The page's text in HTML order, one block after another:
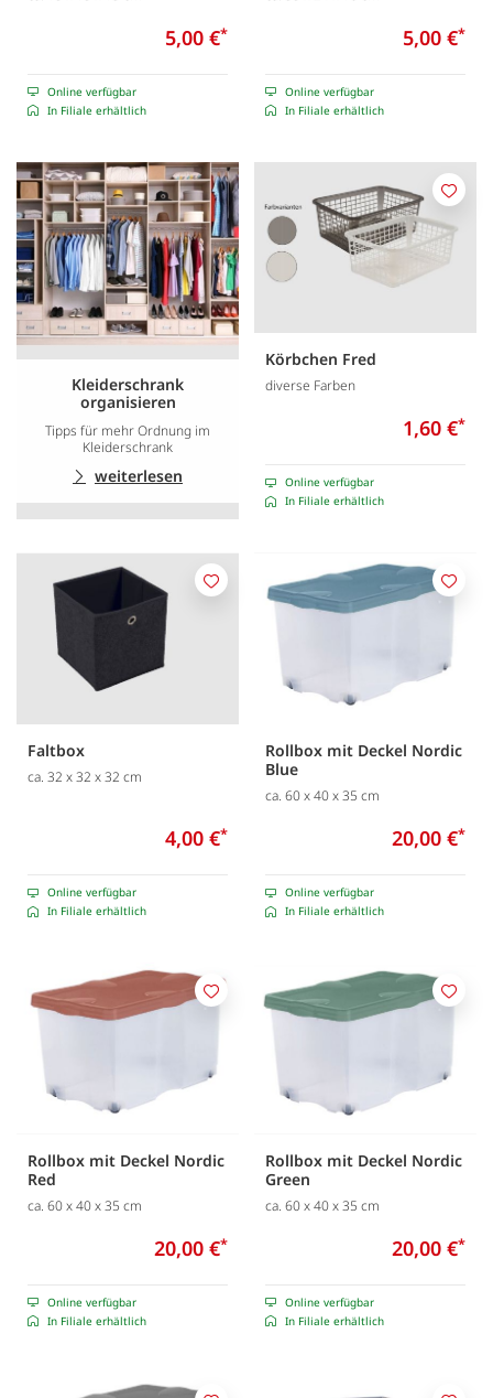
5,00 €*
Online verfügbar
In Filiale erhältlich
5,00 €*
Online verfügbar
In Filiale erhältlich
Kleiderschrank
organisieren
Tipps für mehr Ordnung im
Kleiderschrank
weiterlesen
Körbchen Fred
diverse Farben
1,60 €*
Online verfügbar
In Filiale erhältlich
Faltbox
ca. 32 x 32 x 32 cm
4,00 €*
Online verfügbar
In Filiale erhältlich
Merken
Rollbox mit Deckel Nordic
Blue
ca. 60 x 40 x 35 cm
20,00 €*
Online verfügbar
In Filiale erhältlich
Rollbox mit Deckel Nordic
Red
ca. 60 x 40 x 35 cm
20,00 €*
Online verfügbar
In Filiale erhältlich
Merken
Rollbox mit Deckel Nordic
Green
ca. 60 x 40 x 35 cm
20,00 €*
Online verfügbar
In Filiale erhältlich